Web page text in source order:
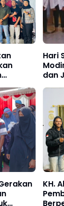
Hari
dan
KH.